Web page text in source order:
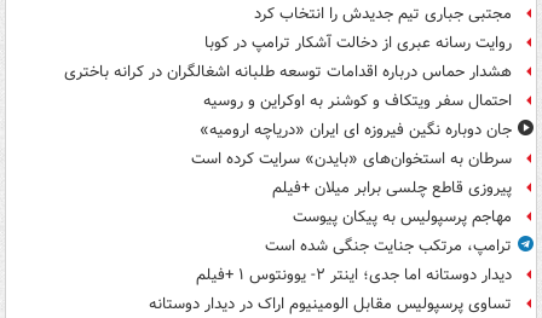
مجتبی جباری تیم جدیدش را انتخاب کرد
روایت رسانه عبری از دخالت آشکار ترامپ در کوبا
هشدار حماس درباره اقدامات توسعه طلبانه اشغالگران در کرانه باختری
احتمال سفر ویتکاف و کوشنر به اوکراین و روسیه
جان دوباره نگین فیروزه ای ایران «دریاچه ارومیه»
سرطان به استخوان‌های «بایدن» سرایت کرده است
پیروزی قاطع چلسی برابر میلان +فیلم
مهاجم پرسپولیس به پیکان پیوست
ترامپ، مرتکب جنایت جنگی شده است
دیدار دوستانه اما جدی؛ اینتر ۲- یوونتوس ۱ +فیلم
تساوی پرسپولیس مقابل الومینیوم اراک در دیدار دوستانه